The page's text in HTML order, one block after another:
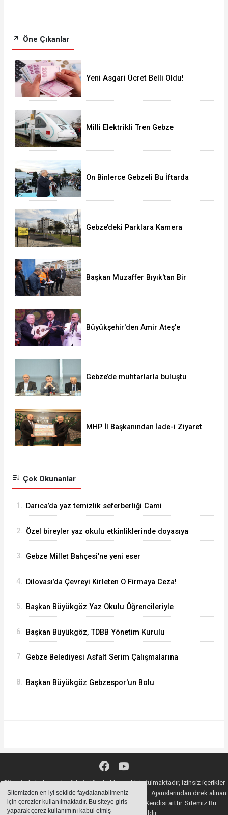
Sitemizden en iyi şekilde faydalanabilmeniz
için çerezler kullanılmaktadır. Bu siteye giriş
yaparak çerez kullanımını kabul etmiş
Öne Çıkanlar
Yeni Asgari Ücret Belli Oldu!
Milli Elektrikli Tren Gebze
On Binlerce Gebzeli Bu İftarda
Gebze’deki Parklara Kamera
Başkan Muzaffer Bıyık'tan Bir
Büyükşehir'den Amir Ateş'e
Gebze’de muhtarlarla buluştu
MHP İl Başkanından İade-i Ziyaret
Çok Okunanlar
1. Darıca’da yaz temizlik seferberliği Cami
2. Özel bireyler yaz okulu etkinliklerinde doyasıya
3. Gebze Millet Bahçesi’ne yeni eser
4. Dilovası’da Çevreyi Kirleten O Firmaya Ceza!
5. Başkan Büyükgöz Yaz Okulu Öğrencileriyle
6. Başkan Büyükgöz, TDBB Yönetim Kurulu
7. Gebze Belediyesi Asfalt Serim Çalışmalarına
8. Başkan Büyükgöz Gebzespor'un Bolu
Sitemizde bulunan içeriklerin tüm hakları saklı tutulmaktadır, izinsiz içerikler
kullanılamaz. Copyright 2020© AA, İHA, DHA, İGF Ajanslarından direk alınan
haberlerin YASAL SORUMLULUĞU Ajansların Kendisi aittir. Sitemiz Bu
Haberlerden Sorumlu değildir.